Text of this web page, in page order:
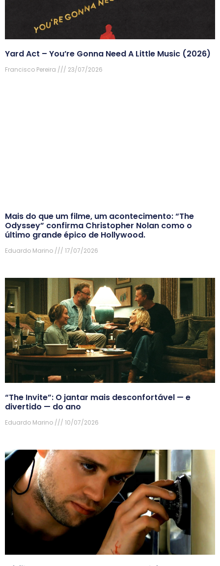
Yard Act – You’re Gonna Need A Little Music (2026)
Francisco Pereira 23/07/2026
Mais do que um filme, um acontecimento: “The
Odyssey” confirma Christopher Nolan como o
último grande épico de Hollywood.
Eduardo Marino 17/07/2026
“The Invite”: O jantar mais desconfortável — e
divertido — do ano
Eduardo Marino 10/07/2026